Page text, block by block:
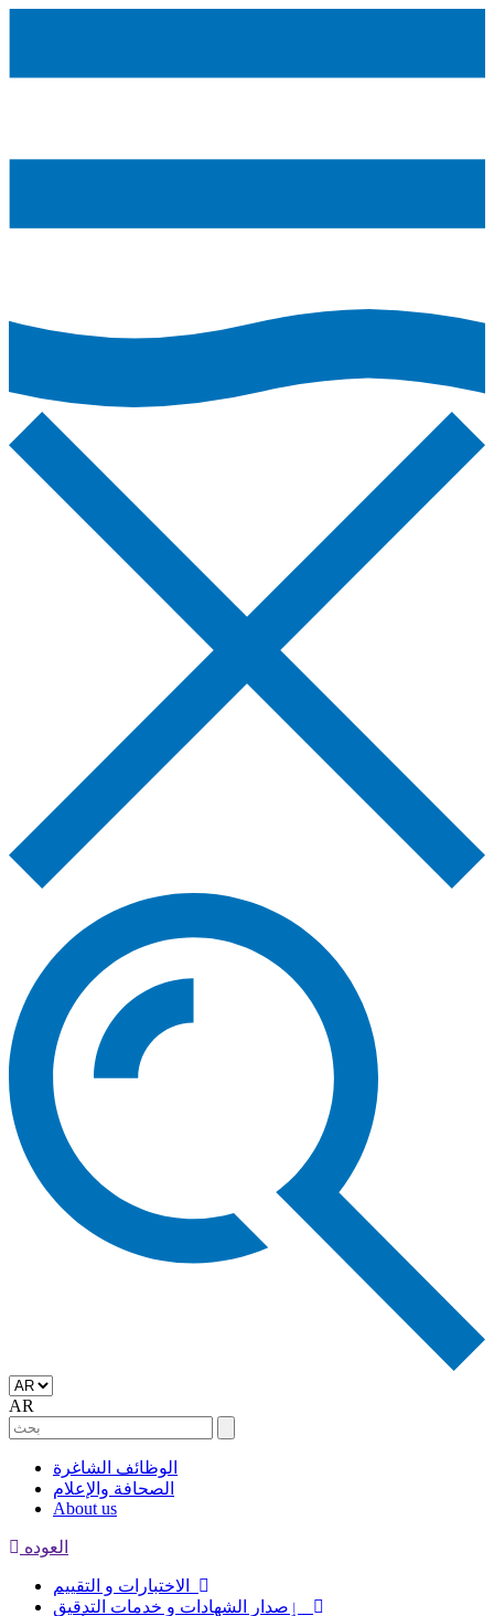
AR
الوظائف الشاغرة
الصحافة والإعلام
About us
العوده